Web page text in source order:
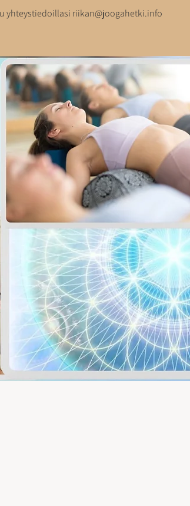
yhteystiedoillasi riikan@joogahetki.info